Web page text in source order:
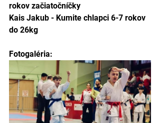
rokov začiatočníčky
Kais Jakub - Kumite chlapci 6-7 rokov
do 26kg
Fotogaléria: